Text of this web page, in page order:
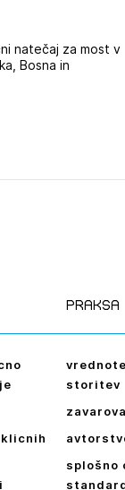
natečaj za most v
Bosna in
praksa
storitev
splošno